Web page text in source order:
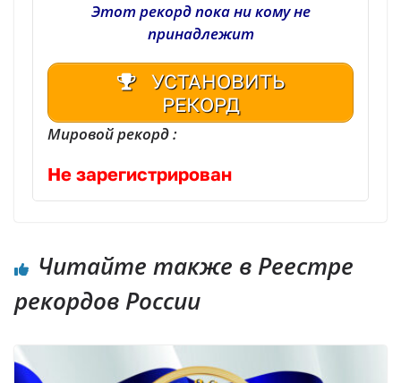
Этот рекорд пока ни кому не
принадлежит
УСТАНОВИТЬ
РЕКОРД
Мировой рекорд :
Не зарегистрирован
Читайте также в Реестре
рекордов России